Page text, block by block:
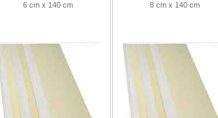
6 cm x 140 cm
8 cm x 140 cm